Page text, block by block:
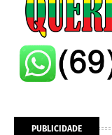
PUBLICIDADE